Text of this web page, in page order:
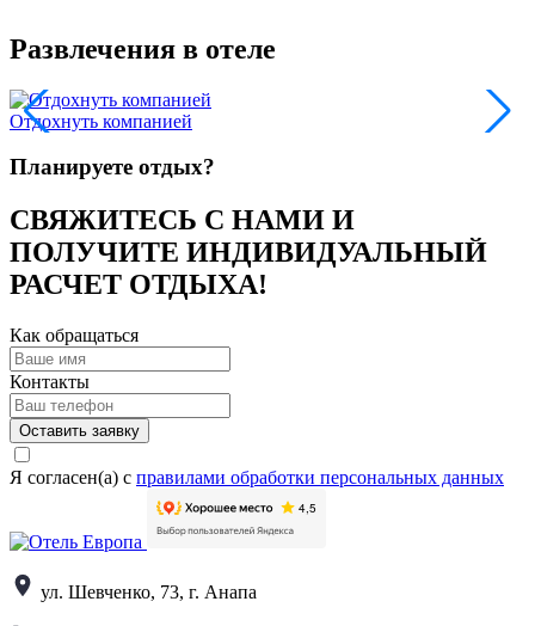
Развлечения в отеле
Отдохнуть компанией
Планируете отдых?
СВЯЖИТЕСЬ С НАМИ И
ПОЛУЧИТЕ ИНДИВИДУАЛЬНЫЙ
РАСЧЕТ ОТДЫХА!
Как обращаться
Контакты
Оставить заявку
Я согласен(а) c правилами обработки персональных данных
ул. Шевченко, 73, г. Анапа